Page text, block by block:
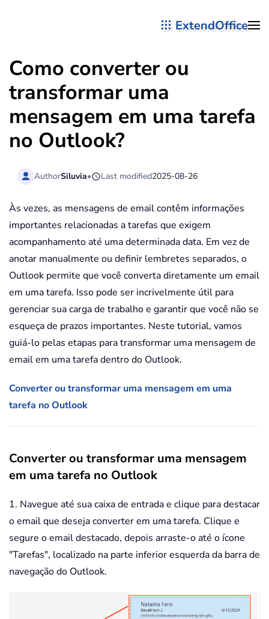
ExtendOffice
Como converter ou
transformar uma
mensagem em uma tarefa
no Outlook?
AuthorSiluvia• Last modified2025-08-26
Às vezes, as mensagens de email contêm informações
importantes relacionadas a tarefas que exigem
acompanhamento até uma determinada data. Em vez de
anotar manualmente ou definir lembretes separados, o
Outlook permite que você converta diretamente um email
em uma tarefa. Isso pode ser incrivelmente útil para
gerenciar sua carga de trabalho e garantir que você não se
esqueça de prazos importantes. Neste tutorial, vamos
guiá-lo pelas etapas para transformar uma mensagem de
email em uma tarefa dentro do Outlook.
Converter ou transformar uma mensagem em uma
tarefa no Outlook
Converter ou transformar uma mensagem
em uma tarefa no Outlook
1. Navegue até sua caixa de entrada e clique para destacar
o email que deseja converter em uma tarefa. Clique e
segure o email destacado, depois arraste-o até o ícone
"Tarefas", localizado na parte inferior esquerda da barra de
navegação do Outlook.